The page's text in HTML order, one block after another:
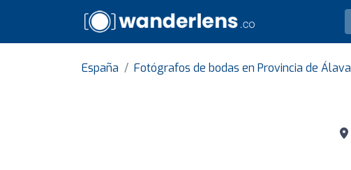
España Fotógrafos de bodas en Provincia de Álava